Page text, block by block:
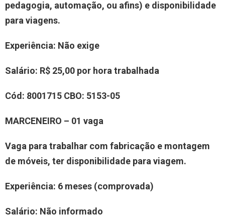
pedagogia, automação, ou afins) e disponibilidade
para viagens.
Experiência: Não exige
Salário: R$ 25,00 por hora trabalhada
Cód: 8001715 CBO: 5153-05
MARCENEIRO – 01 vaga
Vaga para trabalhar com fabricação e montagem
de móveis, ter disponibilidade para viagem.
Experiência: 6 meses (comprovada)
Salário: Não informado